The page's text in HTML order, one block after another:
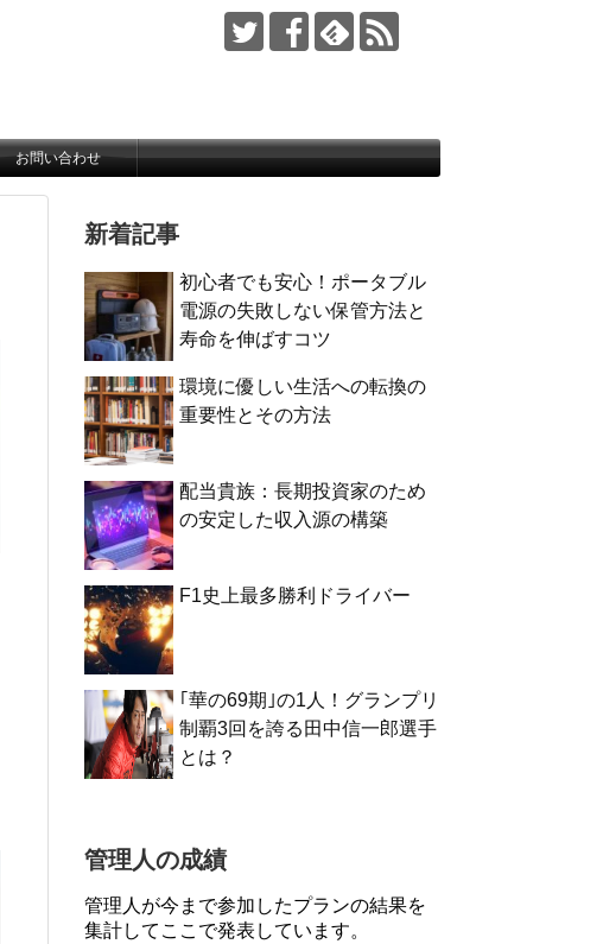
お問い合わせ
新着記事
初心者でも安心！ポータブル
電源の失敗しない保管方法と
寿命を伸ばすコツ
環境に優しい生活への転換の
重要性とその方法
配当貴族：長期投資家のため
の安定した収入源の構築
F1史上最多勝利ドライバー
｢華の69期｣の1人！グランプリ
制覇3回を誇る田中信一郎選手
とは？
管理人の成績
管理人が今まで参加したプランの結果を
集計してここで発表しています。